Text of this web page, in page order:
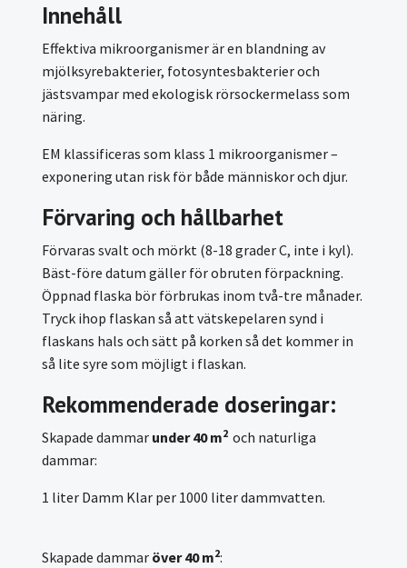
Innehåll
Effektiva mikroorganismer är en blandning av
mjölksyrebakterier, fotosyntesbakterier och
jästsvampar med ekologisk rörsockermelass som
näring.
EM klassificeras som klass 1 mikroorganismer –
exponering utan risk för både människor och djur.
Förvaring och hållbarhet
Förvaras svalt och mörkt (8-18 grader C, inte i kyl).
Bäst-före datum gäller för obruten förpackning.
Öppnad flaska bör förbrukas inom två-tre månader.
Tryck ihop flaskan så att vätskepelaren synd i
flaskans hals och sätt på korken så det kommer in
så lite syre som möjligt i flaskan.
Rekommenderade doseringar:
Skapade dammar under 40 m2 och naturliga
dammar:
1 liter Damm Klar per 1000 liter dammvatten.
Skapade dammar över40 m2: